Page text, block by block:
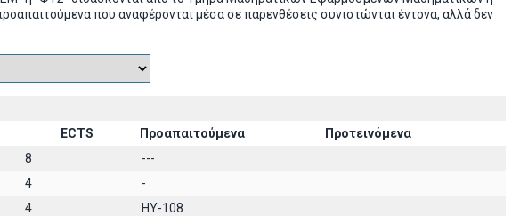
που αναφέρονται μέσα σε παρενθέσεις συνιστώνται έντονα, αλλά δεν
ECTS Προαπαιτούμενα
Προτεινόμενα
8
---
4
-
4
HY-108